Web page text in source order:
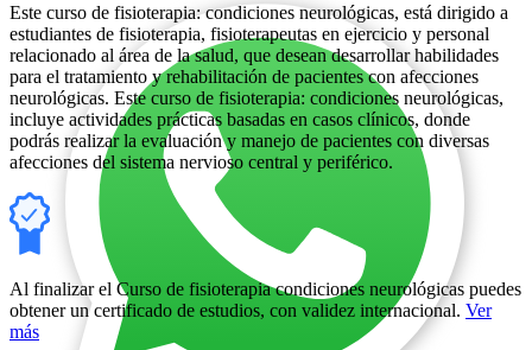
Este curso de fisioterapia: condiciones neurológicas, está dirigido a
estudiantes de fisioterapia, fisioterapeutas en ejercicio y personal
relacionado al área de la salud, que desean desarrollar habilidades
para el tratamiento y rehabilitación de pacientes con afecciones
neurológicas. Este curso de fisioterapia: condiciones neurológicas,
incluye actividades prácticas basadas en casos clínicos, donde
podrás realizar la evaluación y manejo de pacientes con diversas
afecciones del sistema nervioso central y periférico.
Al finalizar el Curso de fisioterapia condiciones neurológicas puedes
obtener un certificado de estudios, con validez internacional. Ver
más